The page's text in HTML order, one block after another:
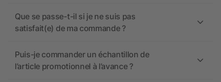
Que se passe-t-il si je ne suis pas
satisfait(e) de ma commande ?
Puis-je commander un échantillon de
l’article promotionnel à l’avance ?